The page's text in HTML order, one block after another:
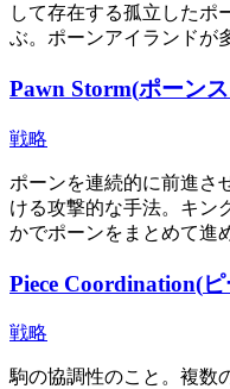
して存在する孤立したポ
ぶ。ポーンアイランドが
Pawn Storm(ポーン
戦略
ポーンを連続的に前進さ
ける攻撃的な手法。キン
かでポーンをまとめて進
Piece Coordination(
戦略
駒の協調性のこと。複数